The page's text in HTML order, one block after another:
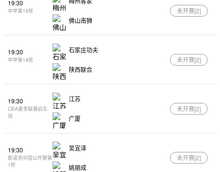
19:30
中甲第18轮
佛山南狮
未开赛[2]
19:30
中甲第18轮
石家庄功夫
陕西联合
未开赛[2]
19:30
CBA夏季联赛启东
站
江苏
广厦
未开赛[2]
19:30
斯诺克中国公开赛第
1轮
吴宜泽
姚朋成
未开赛[2]